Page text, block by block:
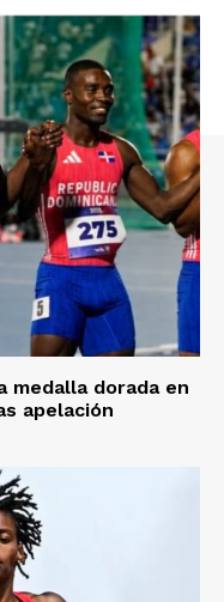
medalla dorada en
apelación